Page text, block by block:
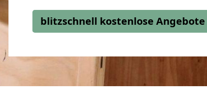
blitzschnell kostenlose